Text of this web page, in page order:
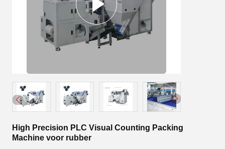
High Precision PLC Visual Counting Packing
Machine voor rubber